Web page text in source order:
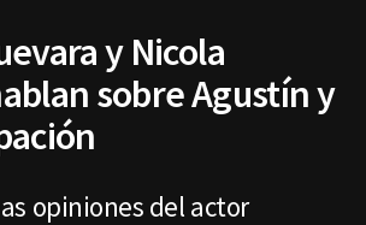
y Nicola
sobre Agustín y
opiniones del actor